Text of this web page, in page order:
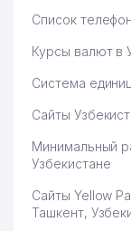
LEGAL
67
70
71
PRO
Список
Курсы валют в
Система
Сайты
Минимальный
Узбекистане
Сайты Yellow
Ташкент,